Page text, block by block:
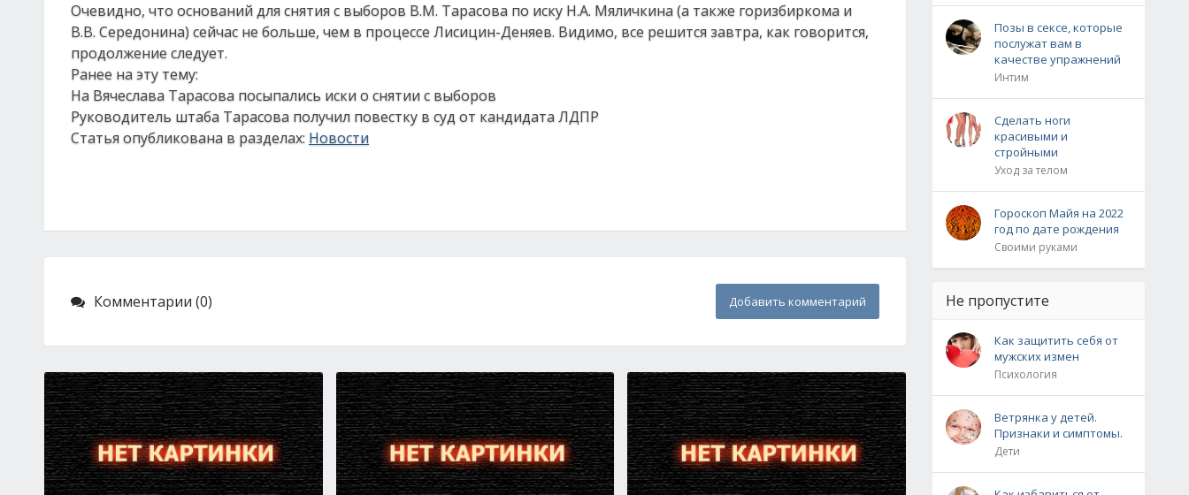
Очевидно, что оснований для снятия с выборов В.М. Тарасова по иску Н.А. Мяличкина (а также горизбиркома и
В.В. Середонина) сейчас не больше, чем в процессе Лисицин-Деняев. Видимо, все решится завтра, как говорится,
продолжение следует.
Ранее на эту тему:
На Вячеслава Тарасова посыпались иски о снятии с выборов
Руководитель штаба Тарасова получил повестку в суд от кандидата ЛДПР
Статья опубликована в разделах: Новости
Комментарии (0) Добавить комментарий
Позы в сексе, которые
послужат вам в
качестве упражнений
Интим
Сделать ноги
красивыми и
стройными
Уход за телом
Гороскоп Майя на 2022
год по дате рождения
Своими руками
Не пропустите
Как защитить себя от
мужских измен
Психология
Ветрянка у детей.
Признаки и симптомы.
Дети